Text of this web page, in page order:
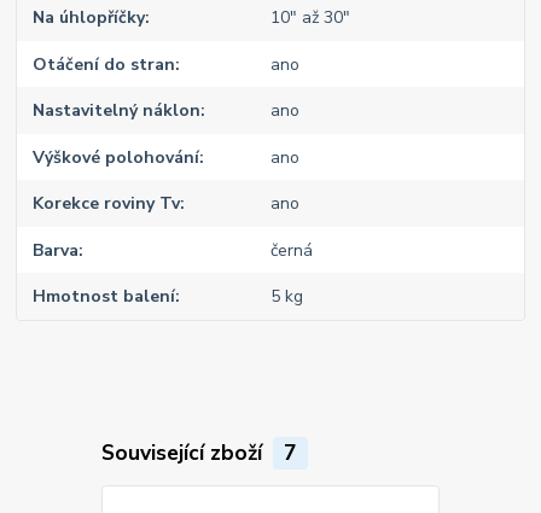
Na úhlopříčky 10" až 30"
Otáčení do stran ano
Nastavitelný náklon ano
Výškové polohování ano
Korekce roviny Tv ano
Barva černá
Hmotnost balení 5 kg
Související zboží 7